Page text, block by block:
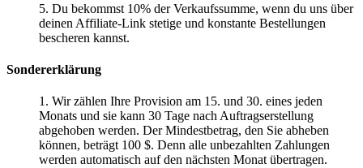
5. Du bekommst 10% der Verkaufssumme, wenn du uns über
deinen Affiliate-Link stetige und konstante Bestellungen
bescheren kannst.
Sondererklärung
1. Wir zählen Ihre Provision am 15. und 30. eines jeden
Monats und sie kann 30 Tage nach Auftragserstellung
abgehoben werden. Der Mindestbetrag, den Sie abheben
können, beträgt 100 $. Denn alle unbezahlten Zahlungen
werden automatisch auf den nächsten Monat übertragen.